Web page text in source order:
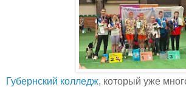
Губернский колледж, который уже